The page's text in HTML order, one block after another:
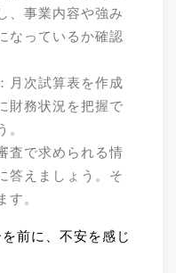
、事業内容や強み
なっているか確認
：月次試算表を作成
財務状況を把握で
査で求められる情
答えましょう。そ
す。
前に、不安を感じ